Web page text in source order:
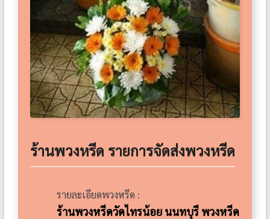
ร้านพวงหรีด รายการจัดส่งพวงหรีด
รายละเอียดพวงหรีด :
ร้านพวงหรีดวัดไทรน้อย นนทบุรี พวงหรีด